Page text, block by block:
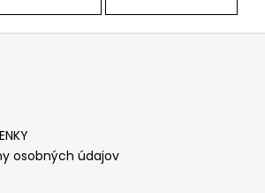
osobných údajov